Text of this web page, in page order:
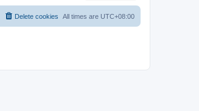
All times are UTC+08:00
Delete cookies